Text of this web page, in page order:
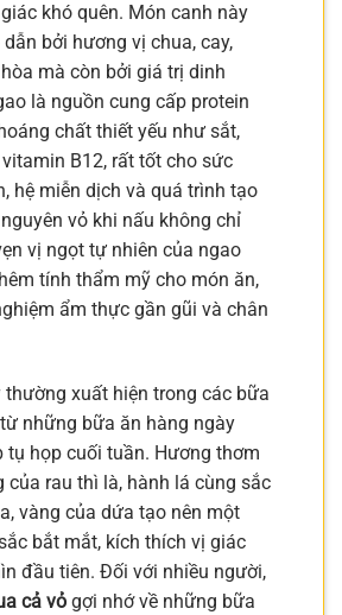
khó quên. Món canh này
bởi hương vị chua, cay,
mà còn bởi giá trị dinh
là nguồn cung cấp protein
chất thiết yếu như sắt,
vitamin B12, rất tốt cho sức
hệ miễn dịch và quá trình tạo
vỏ khi nấu không chỉ
vị ngọt tự nhiên của ngao
tính thẩm mỹ cho món ăn,
ẩm thực gần gũi và chân
thường xuất hiện trong các bữa
những bữa ăn hàng ngày
tụ họp cuối tuần. Hương thơm
của rau thì là, hành lá cùng sắc
vàng của dứa tạo nên một
bắt mắt, kích thích vị giác
đầu tiên. Đối với nhiều người,
cả vỏ gợi nhớ về những bữa